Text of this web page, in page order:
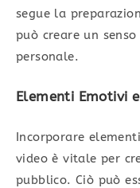
segue la
può creare un
personale.
Elementi Emotivi
Incorporare
video è vitale per
pubblico. Ciò può